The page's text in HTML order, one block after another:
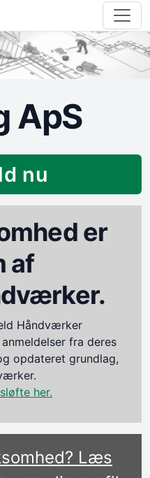
ApS
nu
er
af
Håndværker
fra deres
opdateret grundlag,
her.
Læs